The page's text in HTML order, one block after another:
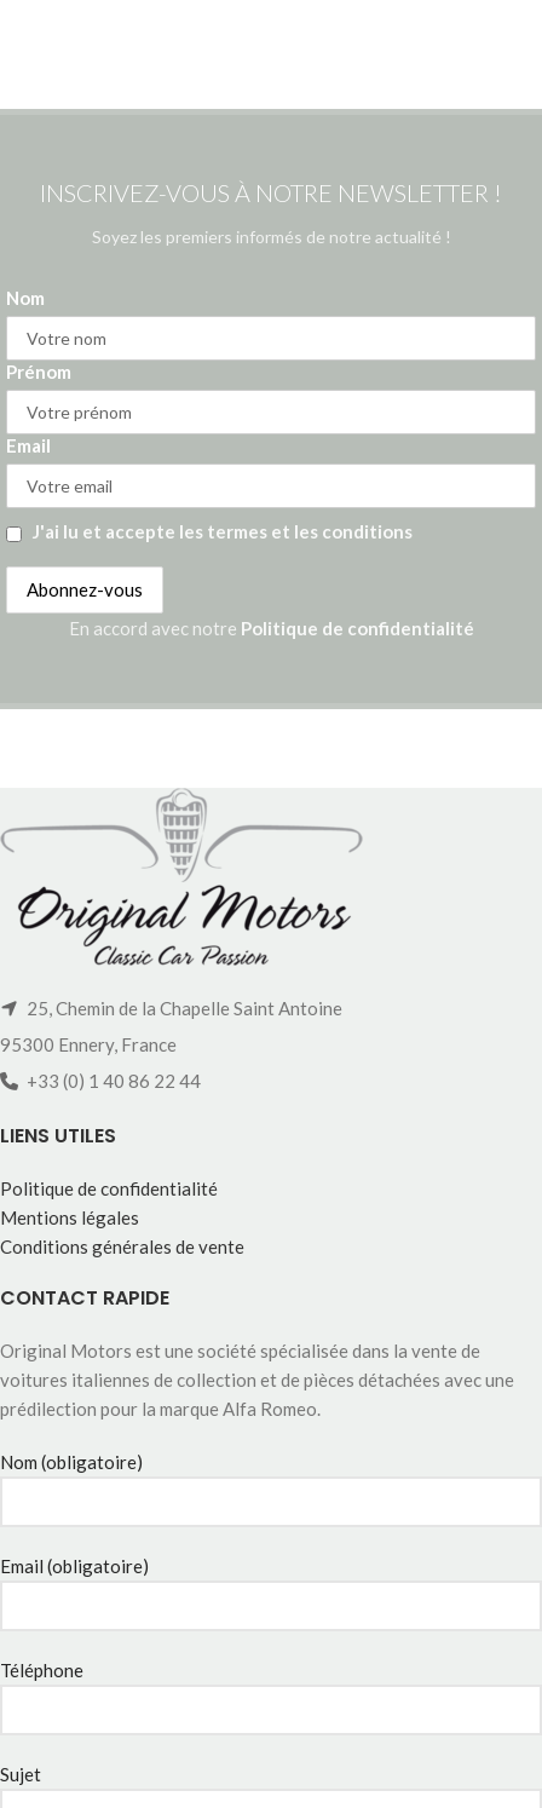
INSCRIVEZ-VOUS À NOTRE NEWSLETTER !
Soyez les premiers informés de notre actualité !
Nom
Prénom
Email
J'ai lu et accepte les termes et les conditions
En accord avec notre Politique de confidentialité
25, Chemin de la Chapelle Saint Antoine
95300 Ennery, France
+33 (0) 1 40 86 22 44
LIENS UTILES
Politique de confidentialité
Mentions légales
Conditions générales de vente
CONTACT RAPIDE
Original Motors est une société spécialisée dans la vente de
voitures italiennes de collection et de pièces détachées avec une
prédilection pour la marque Alfa Romeo.
Nom (obligatoire)
Email (obligatoire)
Téléphone
Sujet